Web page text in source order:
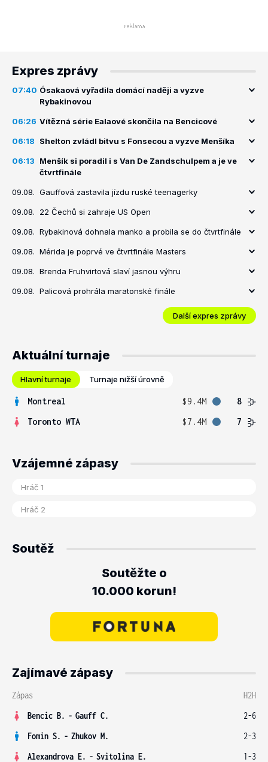
Expres zprávy
07:40 Ósakaová vyřadila domácí naději a vyzve
Rybakinovou
06:26 Vítězná série Ealaové skončila na Bencicové
06:18 Shelton zvládl bitvu s Fonsecou a vyzve Menšíka
06:13
Menšík si poradil i s Van De Zandschulpem a je ve
čtvrtfinále
09.08. Gauffová zastavila jízdu ruské teenagerky
09.08. 22 Čechů si zahraje US Open
09.08. Rybakinová dohnala manko a probila se do čtvrtfinále
09.08. Mérida je poprvé ve čtvrtfinále Masters
09.08. Brenda Fruhvirtová slaví jasnou výhru
09.08. Palicová prohrála maratonské finále
Další expres zprávy
Aktuální turnaje
Hlavní turnaje Turnaje nižší úrovně
Montreal $9.4M
8
Toronto WTA
$7.4M 7
Vzájemné zápasy
Soutěž
Soutěžte o
10.000 korun!
Zajímavé zápasy
Zápas
H2H
Bencic B. - Gauff C.
2-6
Fomin S. - Zhukov M.
2-3
Alexandrova E. - Svitolina E.
1-3